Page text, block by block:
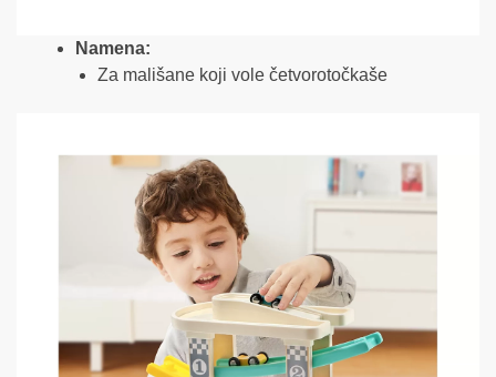
Namena:
Za mališane koji vole četvorotočkaše